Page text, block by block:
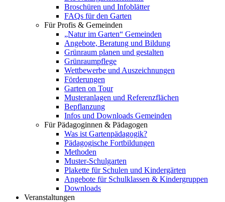
Broschüren und Infoblätter
FAQs für den Garten
Für Profis & Gemeinden
„Natur im Garten“ Gemeinden
Angebote, Beratung und Bildung
Grünraum planen und gestalten
Grünraumpflege
Wettbewerbe und Auszeichnungen
Förderungen
Garten on Tour
Musteranlagen und Referenzflächen
Bepflanzung
Infos und Downloads Gemeinden
Für Pädagoginnen & Pädagogen
Was ist Gartenpädagogik?
Pädagogische Fortbildungen
Methoden
Muster-Schulgarten
Plakette für Schulen und Kindergärten
Angebote für Schulklassen & Kindergruppen
Downloads
Veranstaltungen